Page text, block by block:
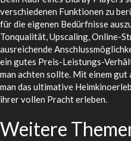
verschiedenen Funktionen zu
für die eigenen Bedürfnisse
Tonqualität, Upscaling, Online-
ausreichende
ein gutes Preis-Leistungs-
man achten sollte. Mit einem
man das ultimative
ihrer vollen Pracht erleben.
Weitere